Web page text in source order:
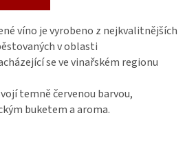
víno je vyrobeno z nejkvalitnějších
v oblasti
se ve vinařském regionu
temně červenou barvou,
buketem a aroma.